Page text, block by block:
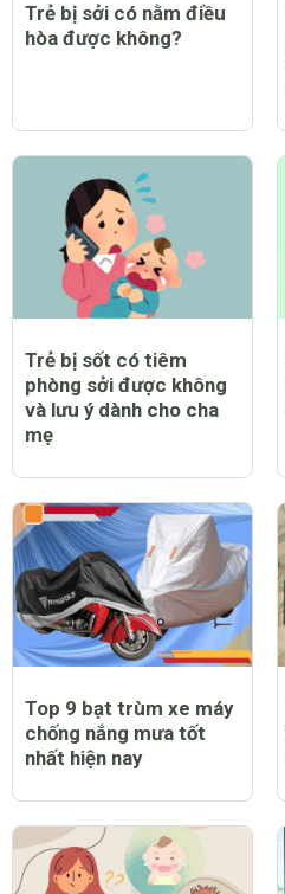
Trẻ bị sởi có nằm điều
hòa được không?
Trẻ bị sốt có tiêm
phòng sởi được không
và lưu ý dành cho cha
mẹ
Top 9 bạt trùm xe máy
chống nắng mưa tốt
nhất hiện nay